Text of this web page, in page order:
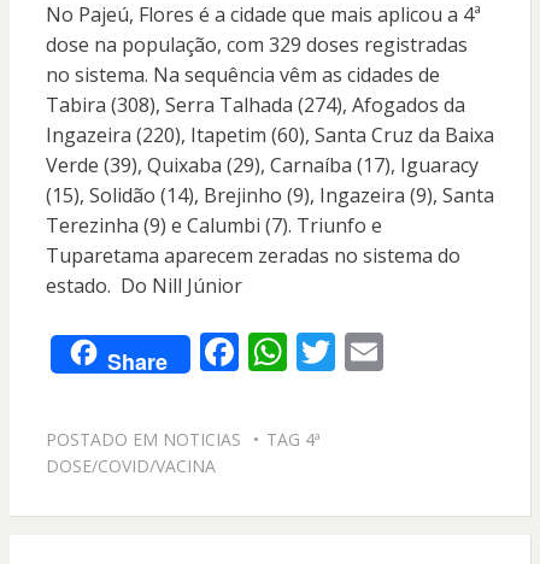
No Pajeú, Flores é a cidade que mais aplicou a 4ª
dose na população, com 329 doses registradas
no sistema. Na sequência vêm as cidades de
Tabira (308), Serra Talhada (274), Afogados da
Ingazeira (220), Itapetim (60), Santa Cruz da Baixa
Verde (39), Quixaba (29), Carnaíba (17), Iguaracy
(15), Solidão (14), Brejinho (9), Ingazeira (9), Santa
Terezinha (9) e Calumbi (7). Triunfo e
Tuparetama aparecem zeradas no sistema do
estado. Do Nill Júnior
Share F
e
o
W
at
A
T E
POSTADO EM NOTICIAS TAG 4ª
DOSE/COVID/VACINA